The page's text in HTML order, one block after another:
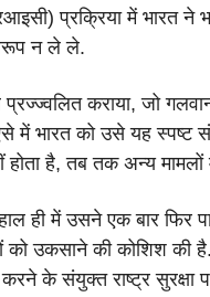
प्रक्रिया में भारत ने
न ले ले.
कराया, जो
में भारत को उसे यह
है, तब तक अन्य
ही में उसने एक बार फिर
को उकसाने की कोशिश
के संयुक्त राष्ट्र सुरक्षा